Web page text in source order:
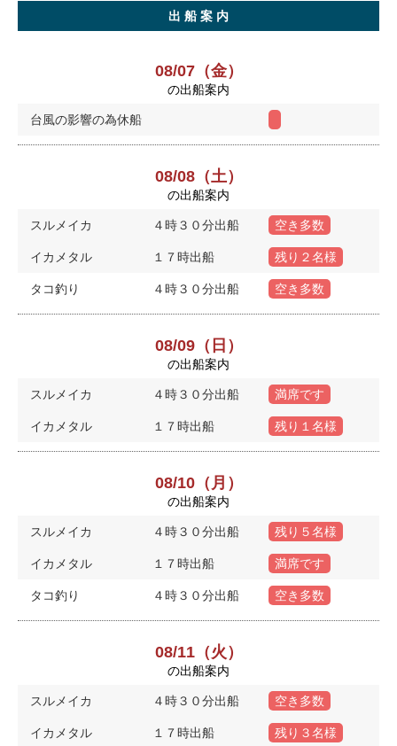
出 船 案 内
08/07（金）
の出船案内
台風の影響の為休船
08/08（土）
の出船案内
スルメイカ ４時３０分出船 空き多数
イカメタル １７時出船 残り２名様
タコ釣り ４時３０分出船 空き多数
08/09（日）
の出船案内
スルメイカ ４時３０分出船 満席です
イカメタル １７時出船 残り１名様
08/10（月）
の出船案内
スルメイカ ４時３０分出船 残り５名様
イカメタル １７時出船 満席です
タコ釣り ４時３０分出船 空き多数
08/11（火）
の出船案内
スルメイカ ４時３０分出船 空き多数
イカメタル １７時出船 残り３名様